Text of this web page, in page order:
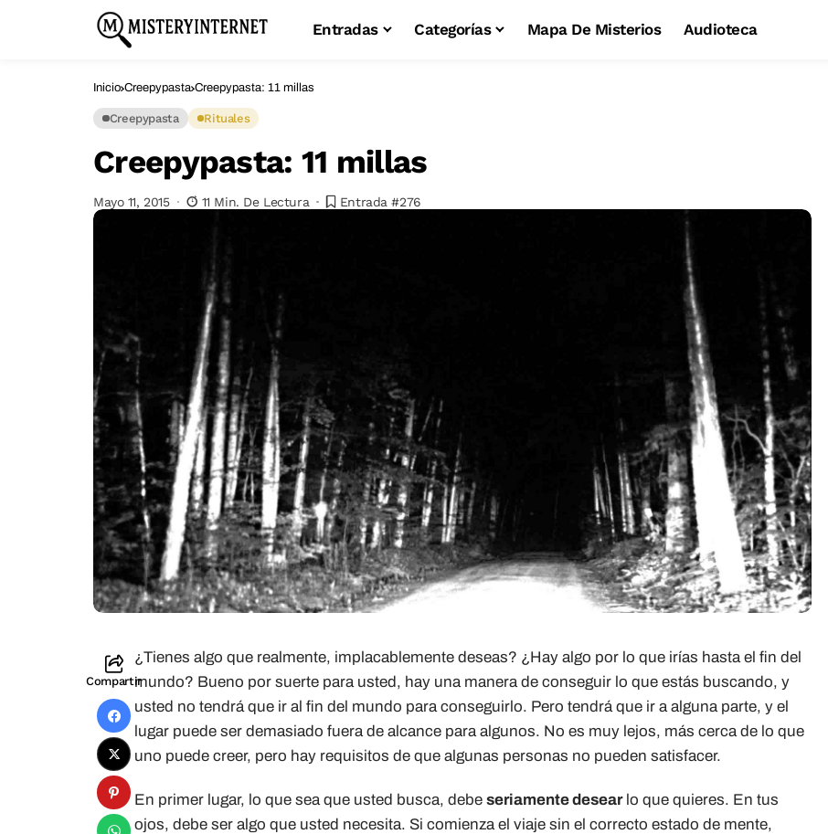
Entradas Categorías Mapa De Misterios Audioteca
Inicio Creepypasta Creepypasta: 11 millas
Creepypasta Rituales
Creepypasta: 11 millas
Mayo 11, 2015 11 Min. De Lectura Entrada #276
Compartir
¿Tienes algo que realmente, implacablemente deseas? ¿Hay algo por lo que irías hasta el fin del
mundo? Bueno por suerte para usted, hay una manera de conseguir lo que estás buscando, y
usted no tendrá que ir al fin del mundo para conseguirlo. Pero tendrá que ir a alguna parte, y el
lugar puede ser demasiado fuera de alcance para algunos. No es muy lejos, más cerca de lo que
uno puede creer, pero hay requisitos de que algunas personas no pueden satisfacer.
En primer lugar, lo que sea que usted busca, debe seriamente desearlo que quieres. En tus
ojos, debe ser algo que usted necesita. Si comienza el viaje sin el correcto estado de mente,